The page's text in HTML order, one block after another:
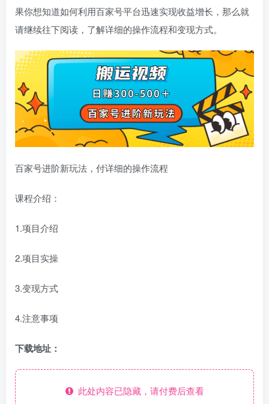
果你想知道如何利用百家号平台迅速实现收益增长，那么就
请继续往下阅读，了解详细的操作流程和变现方式。
百家号进阶新玩法，付详细的操作流程
课程介绍：
1.项目介绍
2.项目实操
3.变现方式
4.注意事项
下载地址：
此处内容已隐藏，请付费后查看